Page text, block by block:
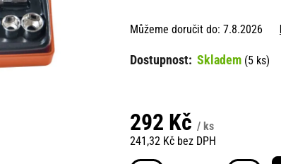
Můžeme doručit do: 7.8.2026
Skladem (5 ks)
292 Kč / ks
241,32 Kč bez DPH
Měrná